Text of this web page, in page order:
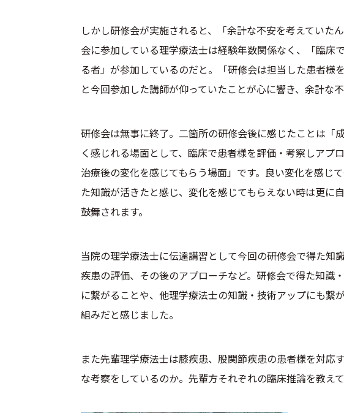
しかし研修会が実施されると、「余計な不安を考えていた
会に参加している理学療法士は経験年数関係なく、「臨床
る者」が参加しているのだと。「研修会は担当した患者様
と今回参加した講師が仰っていたことが心に響き、余計な
研修会は無事に終了。二箇所の研修会後に感じたことは「
く感じれる場面として、臨床で患者様を評価・考察しアプ
治療後の変化を感じてもらう場面」です。良い変化を感じ
た知識が活きたと感じ、変化を感じてもらえない時は更に
鼓舞されます。
当院の理学療法士に伝達講習として今回の研修会で得た知
疾患の評価、その後のアプローチなど。研修会で得た知識
に繋がることや、他理学療法士の知識・技術アップにも繋
組みだと感じました。
また先輩理学療法士は膝疾患、股関節疾患の患者様を対応
な考察をしているのか。先輩方それぞれの臨床推論を教え